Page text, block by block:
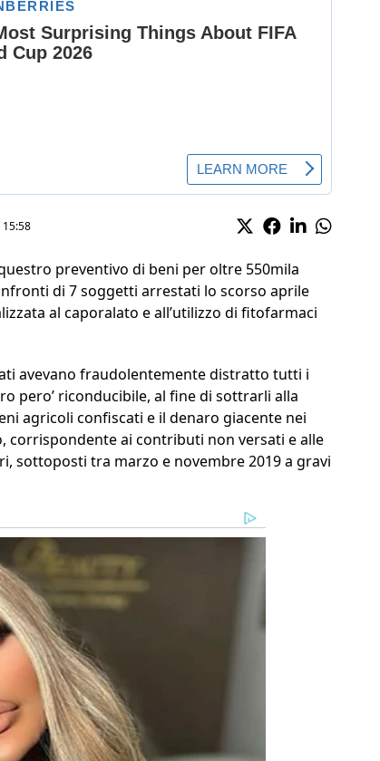
preventivo di beni per oltre 550mila
di 7 soggetti arrestati lo scorso aprile
al caporalato e all’utilizzo di fitofarmaci
avevano fraudolentemente distratto tutti i
pero’ riconducibile, al fine di sottrarli alla
agricoli confiscati e il denaro giacente nei
ai contributi non versati e alle
sottoposti tra marzo e novembre 2019 a gravi